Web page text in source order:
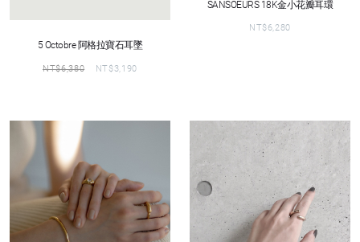
5 Octobre 阿格拉寶石耳墜
NT$6,380 NT$3,190
SANSOEURS 18K金小花瓣耳環
NT$6,280